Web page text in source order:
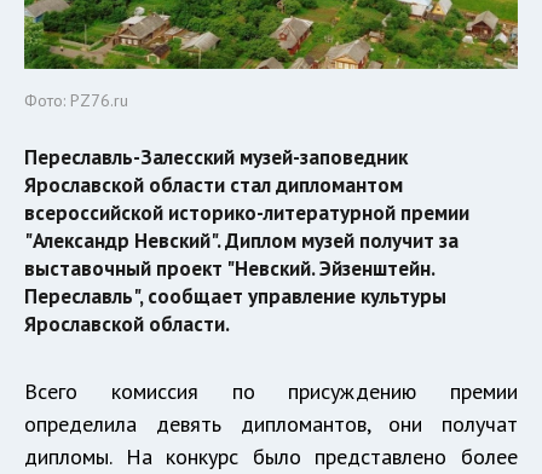
Фото: PZ76.ru
Переславль-Залесский музей-заповедник
Ярославской области стал дипломантом
всероссийской историко-литературной премии
"Александр Невский". Диплом музей получит за
выставочный проект "Невский. Эйзенштейн.
Переславль", сообщает управление культуры
Ярославской области.
Всего комиссия по присуждению премии
определила девять дипломантов, они получат
дипломы. На конкурс было представлено более